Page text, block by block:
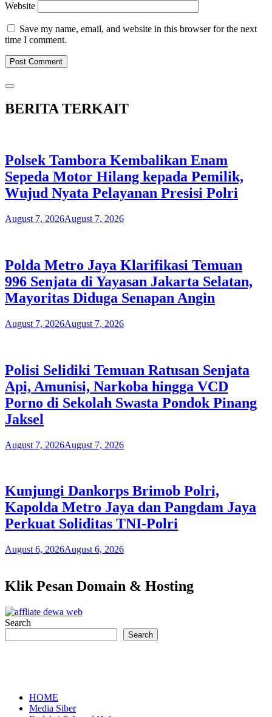
Website
Save my name, email, and website in this browser for the next
time I comment.
BERITA TERKAIT
Polsek Tambora Kembalikan Enam
Sepeda Motor Hilang kepada Pemilik,
Wujud Nyata Pelayanan Presisi Polri
August 7, 2026August 7, 2026
Polda Metro Jaya Klarifikasi Temuan
996 Senjata di Yayasan Jakarta Selatan,
Mayoritas Diduga Senapan Angin
August 7, 2026August 7, 2026
Polisi Selidiki Temuan Ratusan Senjata
Api, Amunisi, Narkoba hingga VCD
Porno di Sekolah Swasta Pondok Pinang
Jaksel
August 7, 2026August 7, 2026
Kunjungi Dankorps Brimob Polri,
Kapolda Metro Jaya dan Pangdam Jaya
Perkuat Soliditas TNI-Polri
August 6, 2026August 6, 2026
Klik Pesan Domain & Hosting
Search
Search
HOME
Media Siber